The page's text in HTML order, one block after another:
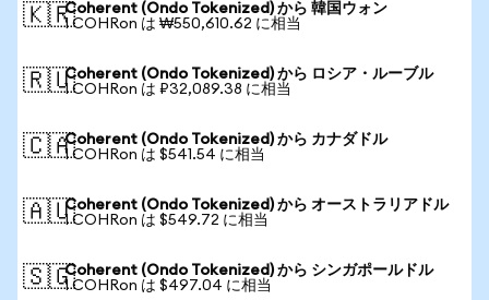
🇰🇷Coherent (Ondo Tokenized) から 韓国ウォン
1 COHRon は ₩550,610.62 に相当
🇷🇺Coherent (Ondo Tokenized) から ロシア・ルーブル
1 COHRon は ₽32,089.38 に相当
🇨🇦Coherent (Ondo Tokenized) から カナダドル
1 COHRon は $541.54 に相当
🇦🇺Coherent (Ondo Tokenized) から オーストラリアドル
1 COHRon は $549.72 に相当
🇸🇬Coherent (Ondo Tokenized) から シンガポールドル
1 COHRon は $497.04 に相当